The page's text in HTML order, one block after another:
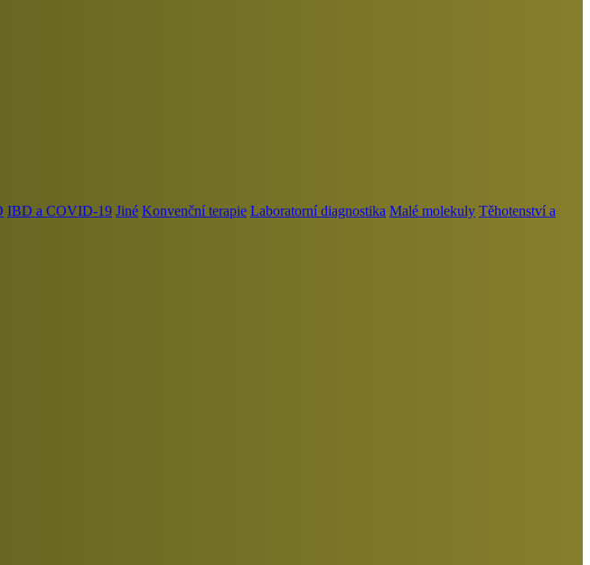
IBD a COVID-19 Jiné Konvenční terapie Laboratorní diagnostika Malé molekuly Těhotenství a